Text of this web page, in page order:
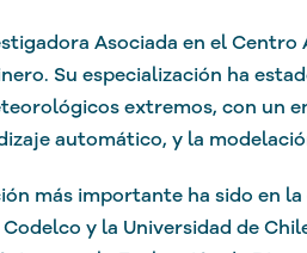
Asociada en el Centro
Su especialización ha
extremos, con un
automático, y la
más importante ha sido en
y la Universidad de